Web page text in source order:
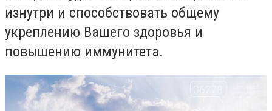
изнутри и способствовать общему
укреплению Вашего здоровья и
повышению иммунитета.